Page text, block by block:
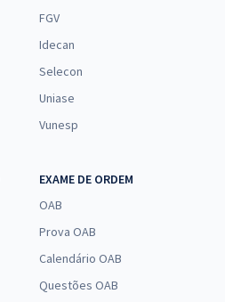
FGV
Idecan
Selecon
Uniase
Vunesp
EXAME DE ORDEM
OAB
Prova OAB
Calendário OAB
Questões OAB